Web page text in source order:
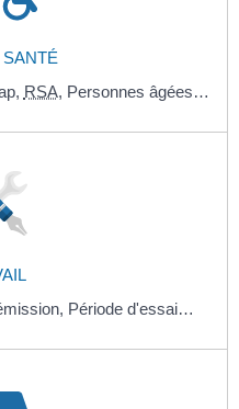
RSA, Personnes âgées…
Période d'essai…